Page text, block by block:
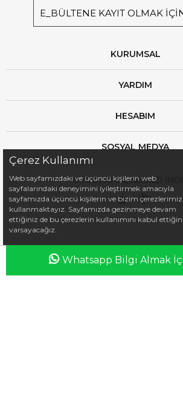
E_BÜLTENE KAYIT OLMAK
KURUMSAL
YARDIM
HESABIM
SOSYAL MEDYA
UYGULAMALARIMIZI
Whatsapp Bilgi Almak
Çerez Kullanımı
Web sayfamızdaki ve üçüncü kişilerin web
sayfalarındaki deneyimini iyileştirmek amacıyla
sayfamızda üçüncü kişilerin ve bizim çerezlerimizi
kullanmaktayız. Sayfamızda gezinmeye devam
ettiğiniz de bu çerezlerin kullanımını kabul
varsayacağız.
Anasayfa Favorilerim Sepetim